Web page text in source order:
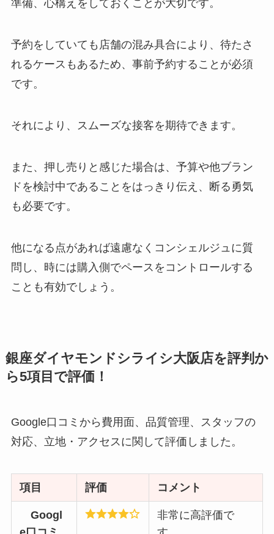
準備、心構えをしておくことが大切です。
予約をしていても店舗の混み具合により、待たさ
れるケースもあるため、事前予約することが必須
です。
それにより、スムーズな接客を期待できます。
また、押し売りと感じた場合は、予算や他ブラン
ドを検討中であることをはっきり伝え、断る勇気
も必要です。
他になる点があれば遠慮なくコンシェルジュに質
問し、時には購入側でペースをコントロールする
ことも有効でしょう。
銀座ダイヤモンドシライシ大阪店を評判か
ら5項目で評価！
Google口コミから費用面、品質管理、スタッフの
対応、立地・アクセスに関して評価しました。
項目 評価 コメント
Googl
非常に高評価で